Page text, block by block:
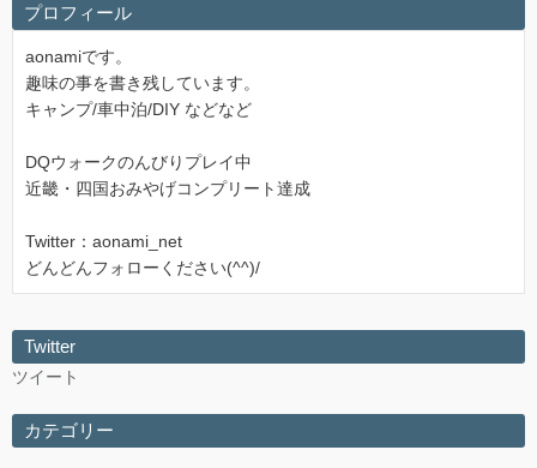
プロフィール
aonamiです。
趣味の事を書き残しています。
キャンプ/車中泊/DIY などなど
DQウォークのんびりプレイ中
近畿・四国おみやげコンプリート達成
Twitter：aonami_net
どんどんフォローください(^^)/
Twitter
ツイート
カテゴリー